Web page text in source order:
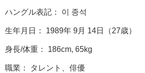
ハングル表記： 이 종석
生年月日： 1989年 9月 14日（27歳）
身長/体重： 186cm, 65kg
職業： タレント、俳優